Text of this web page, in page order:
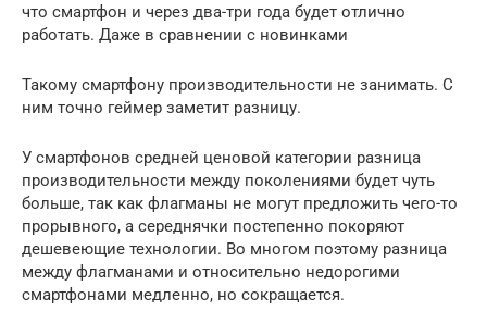
что смартфон и через два-три года будет отлично
работать. Даже в сравнении с новинками
Такому смартфону производительности не занимать. С
ним точно геймер заметит разницу.
У смартфонов средней ценовой категории разница
производительности между поколениями будет чуть
больше, так как флагманы не могут предложить чего-то
прорывного, а середнячки постепенно покоряют
дешевеющие технологии. Во многом поэтому разница
между флагманами и относительно недорогими
смартфонами медленно, но сокращается.